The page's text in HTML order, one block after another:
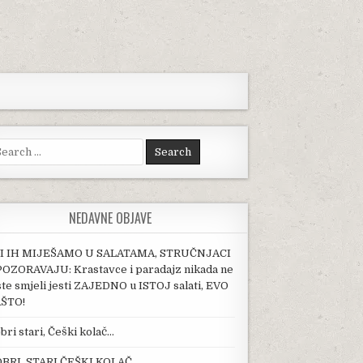
for:
NEDAVNE OBJAVE
IH MIJEŠAMO U SALATAMA, STRUČNJACI
Krastavce i paradajz nikada ne
smjeli jesti ZAJEDNO u ISTOJ salati, EVO
stari, Češki kolač…